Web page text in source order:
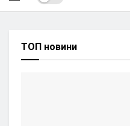
ТОП новини